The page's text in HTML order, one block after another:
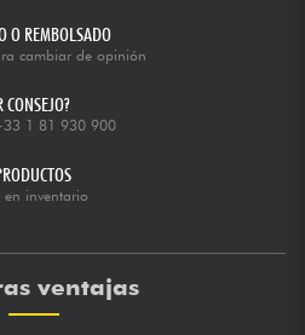
O REMBOLSADO
cambiar de opinión
CONSEJO?
1 81 930 900
en inventario
ventajas